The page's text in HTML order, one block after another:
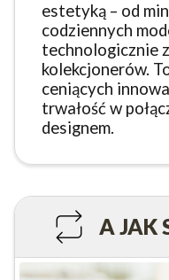
estetyką – od
codziennych
technologicznie
kolekcjonerów.
ceniących
trwałość w
designem.
A JAK